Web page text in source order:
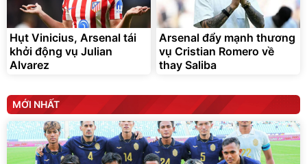
Hụt Vinicius, Arsenal tái
khởi động vụ Julian
Alvarez
Arsenal đẩy mạnh thương
vụ Cristian Romero về
thay Saliba
MỚI NHẤT